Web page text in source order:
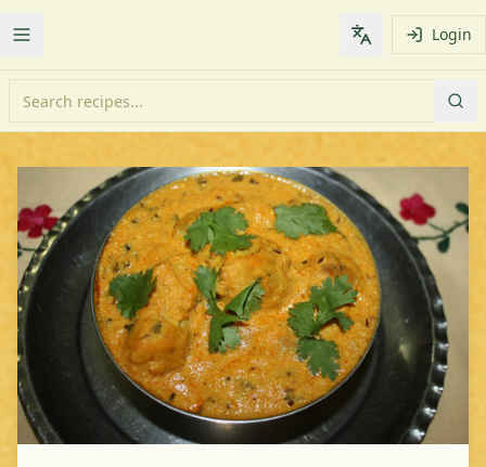
Toggle Menu Change Login